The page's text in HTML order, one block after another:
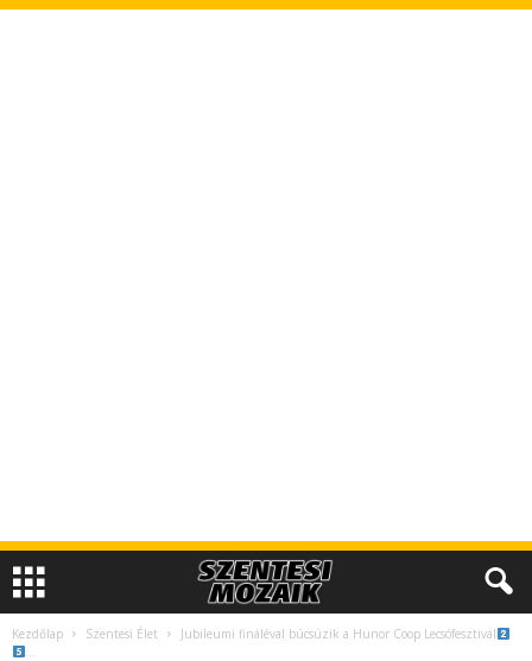
Kezdőlap Szentesi Élet
Jubileumi fináléval búcsúzik a Hunor Coop Lecsófesztivál
…